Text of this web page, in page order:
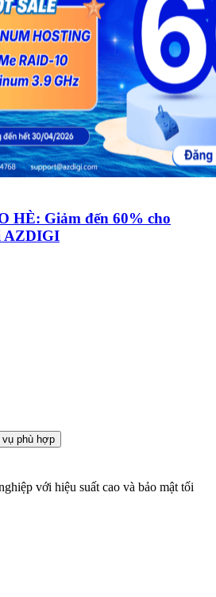
HÈ: Giảm đến 60% cho
AZDIGI
vụ phù hợp
với hiệu suất cao và bảo mật tối